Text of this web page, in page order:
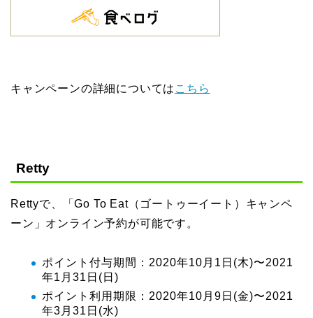
キャンペーンの詳細については こちら
Retty
Rettyで、「Go To Eat（ゴートゥーイート）キャンペ
ーン」オンライン予約が可能です。
ポイント付与期間：2020年10月1日(木)〜2021
年1月31日(日)
ポイント利用期限：2020年10月9日(金)〜2021
年3月31日(水)